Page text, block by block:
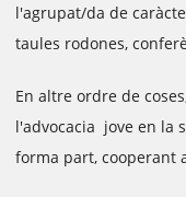
l'agrupat/da de
taules rodones,
En altre ordre de
l'advocacia jove en la
forma part, cooperant